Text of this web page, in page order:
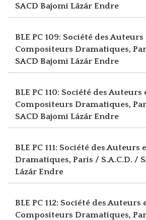
SACD Bajomi Lázár Endre
BLE PC 109: Société des Auteurs
Compositeurs Dramatiques,
SACD Bajomi Lázár Endre
BLE PC 110: Société des Auteurs
Compositeurs Dramatiques,
SACD Bajomi Lázár Endre
BLE PC 111: Société des
Dramatiques, Paris / S.A.C.D. /
Lázár Endre
BLE PC 112: Société des Auteurs
Compositeurs Dramatiques,